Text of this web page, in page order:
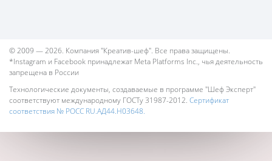
© 2009 — 2026. Компания "Креатив-шеф". Все права защищены.
*Instagram и Facebook принадлежат Meta Platforms Inc., чья деятельность
запрещена в России
Технологические документы, создаваемые в программе "Шеф Эксперт"
соответствуют международному ГОСТу 31987-2012. Сертификат
соответствия № РОСС RU.АД44.Н03648.